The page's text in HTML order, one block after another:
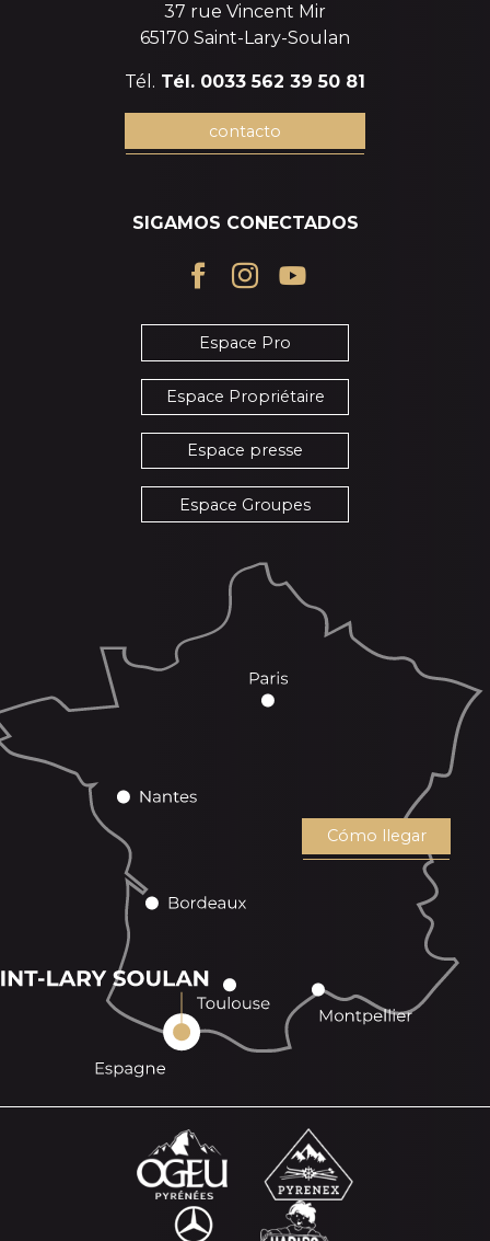
37 rue Vincent Mir
65170 Saint-Lary-Soulan
Tél. Tél. 0033 562 39 50 81
contacto
SIGAMOS CONECTADOS
Espace Pro
Espace Propriétaire
Espace presse
Espace Groupes
Cómo llegar